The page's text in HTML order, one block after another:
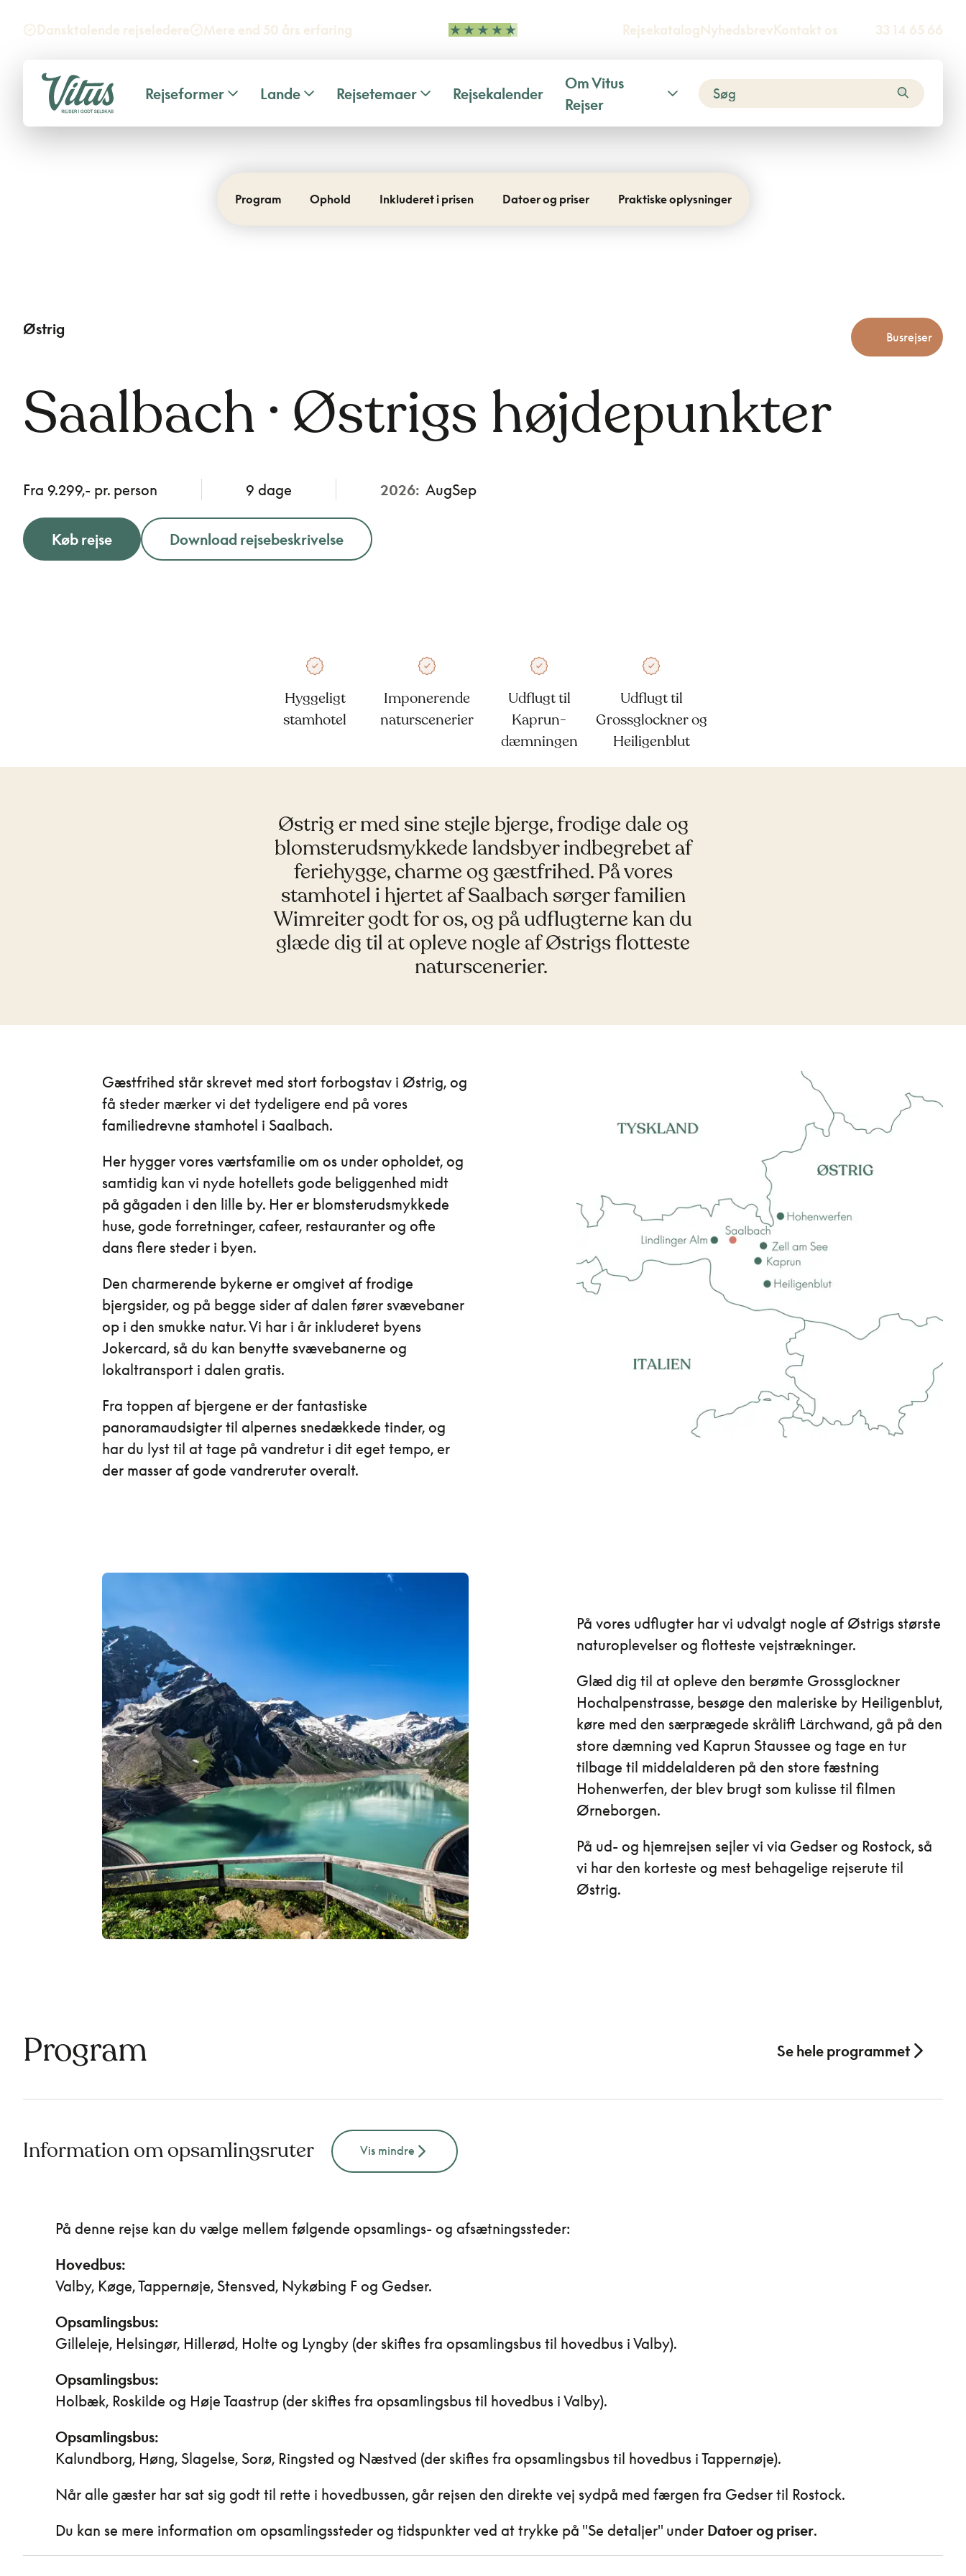
Dansktalende rejseledere Mere end 50 års erfaring RejsekatalogNyhedsbrevKontakt os 33 14 65 66
Rejseformer Lande Rejsetemaer Rejsekalender
Om Vitus
Rejser
Program Ophold Inkluderet i prisen Datoer og priser Praktiske oplysninger
Østrig Busrejser
Saalbach · Østrigs højdepunkter
Fra 9.299,- pr. person 9 dage 2026: AugSep
Køb rejse Download rejsebeskrivelse
Hyggeligt
stamhotel
Imponerende
naturscenerier
Udflugt til
Kaprun-
dæmningen
Udflugt til
Grossglockner og
Heiligenblut
Østrig er med sine stejle bjerge, frodige dale og
blomsterudsmykkede landsbyer indbegrebet af
feriehygge, charme og gæstfrihed. På vores
stamhotel i hjertet af Saalbach sørger familien
Wimreiter godt for os, og på udflugterne kan du
glæde dig til at opleve nogle af Østrigs flotteste
naturscenerier.
Gæstfrihed står skrevet med stort forbogstav i Østrig, og
få steder mærker vi det tydeligere end på vores
familiedrevne stamhotel i Saalbach.
Her hygger vores værtsfamilie om os under opholdet, og
samtidig kan vi nyde hotellets gode beliggenhed midt
på gågaden i den lille by. Her er blomsterudsmykkede
huse, gode forretninger, cafeer, restauranter og ofte
dans flere steder i byen.
Den charmerende bykerne er omgivet af frodige
bjergsider, og på begge sider af dalen fører svævebaner
op i den smukke natur. Vi har i år inkluderet byens
Jokercard, så du kan benytte svævebanerne og
lokaltransport i dalen gratis.
Fra toppen af bjergene er der fantastiske
panoramaudsigter til alpernes snedækkede tinder, og
har du lyst til at tage på vandretur i dit eget tempo, er
der masser af gode vandreruter overalt.
På vores udflugter har vi udvalgt nogle af Østrigs største
naturoplevelser og flotteste vejstrækninger.
Glæd dig til at opleve den berømte Grossglockner
Hochalpenstrasse, besøge den maleriske by Heiligenblut,
køre med den særprægede skrålift Lärchwand, gå på den
store dæmning ved Kaprun Staussee og tage en tur
tilbage til middelalderen på den store fæstning
Hohenwerfen, der blev brugt som kulisse til filmen
Ørneborgen.
På ud- og hjemrejsen sejler vi via Gedser og Rostock, så
vi har den korteste og mest behagelige rejserute til
Østrig.
Program Se hele programmet
Information om opsamlingsruter Vis mindre
På denne rejse kan du vælge mellem følgende opsamlings- og afsætningssteder:
Hovedbus:
Valby, Køge, Tappernøje, Stensved, Nykøbing F og Gedser.
Opsamlingsbus:
Gilleleje, Helsingør, Hillerød, Holte og Lyngby (der skiftes fra opsamlingsbus til hovedbus i Valby).
Opsamlingsbus:
Holbæk, Roskilde og Høje Taastrup (der skiftes fra opsamlingsbus til hovedbus i Valby).
Opsamlingsbus:
Kalundborg, Høng, Slagelse, Sorø, Ringsted og Næstved (der skiftes fra opsamlingsbus til hovedbus i Tappernøje).
Når alle gæster har sat sig godt til rette i hovedbussen, går rejsen den direkte vej sydpå med færgen fra Gedser til Rostock.
Du kan se mere information om opsamlingssteder og tidspunkter ved at trykke på "Se detaljer" under Datoer og priser.